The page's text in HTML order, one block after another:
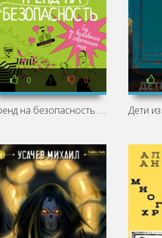
0 0
Тренд на безопасность. Гид по выживанию в современном мире. Для девочек-подростков - Сергей Носов